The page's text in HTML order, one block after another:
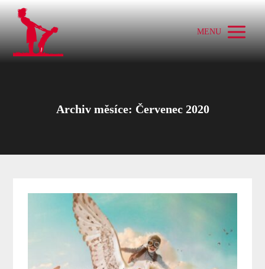
MENU
Archiv měsíce: Červenec 2020